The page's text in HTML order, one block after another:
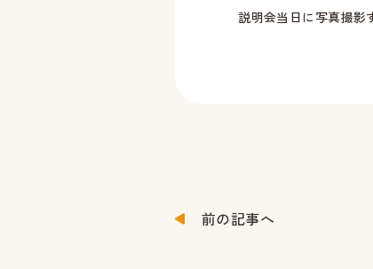
説明会当日に写真撮影
前の記事へ